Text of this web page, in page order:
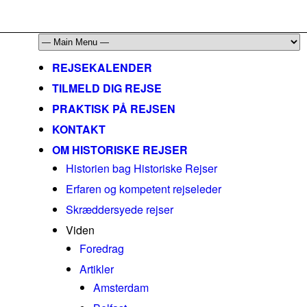
REJSEKALENDER
TILMELD DIG REJSE
PRAKTISK PÅ REJSEN
KONTAKT
OM HISTORISKE REJSER
Historien bag Historiske Rejser
Erfaren og kompetent rejseleder
Skræddersyede rejser
Viden
Foredrag
Artikler
Amsterdam